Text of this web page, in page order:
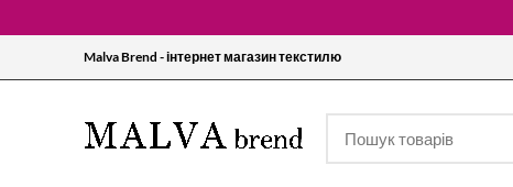
Malva Brend - інтернет магазин текстилю